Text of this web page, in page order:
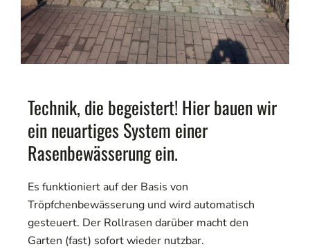
Technik, die begeistert! Hier bauen wir
ein neuartiges System einer
Rasenbewässerung ein.
Es funktioniert auf der Basis von
Tröpfchenbewässerung und wird automatisch
gesteuert. Der Rollrasen darüber macht den
Garten (fast) sofort wieder nutzbar.